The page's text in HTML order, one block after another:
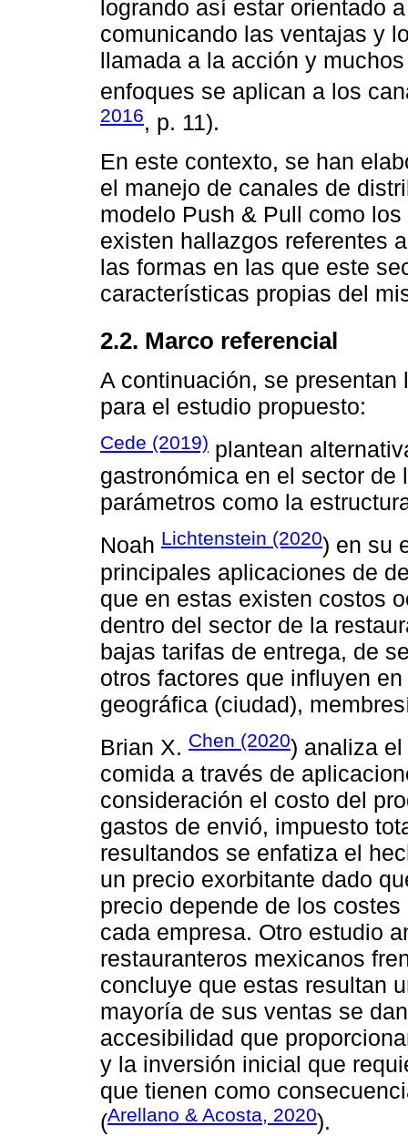
logrando así estar orientado
comunicando las ventajas y
llamada a la acción y
enfoques se aplican a los
2016, p. 11).
En este contexto, se han
el manejo de canales de
modelo Push & Pull como
existen hallazgos referentes
las formas en las que este
características propias del
2.2. Marco referencial
A continuación, se
para el estudio propuesto:
Cede (2019) plantean
gastronómica en el sector de
parámetros como la
Noah Lichtenstein (2020) en su
principales aplicaciones de
que en estas existen costos
dentro del sector de la
bajas tarifas de entrega, de
otros factores que influyen
geográfica (ciudad),
Brian X. Chen (2020) analiza
comida a través de
consideración el costo del
gastos de envió, impuesto
resultandos se enfatiza el
un precio exorbitante dado
precio depende de los
cada empresa. Otro estudio
restauranteros mexicanos
concluye que estas resultan
mayoría de sus ventas se
accesibilidad que
y la inversión inicial que
que tienen como
(Arellano & Acosta, 2020).